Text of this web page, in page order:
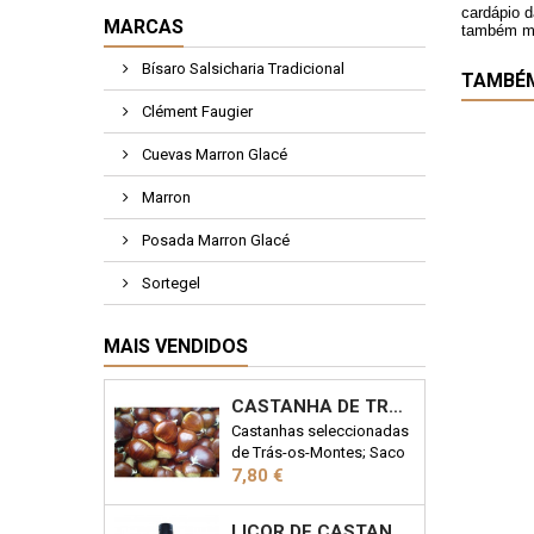
MARCAS
Bísaro Salsicharia Tradicional
Clément Faugier
Cuevas Marron Glacé
Marron
Posada Marron Glacé
Sortegel
MAIS VENDIDOS
CASTANHA DE TRÁS-OS-MONTES 1KG
Castanhas seleccionadas
de Trás-os-Montes; Saco
de 1kg
Preço
7,80 €
cardápio
também